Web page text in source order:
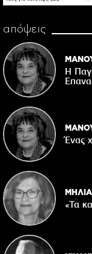
απόψεις
Η
Ένας
«Τα